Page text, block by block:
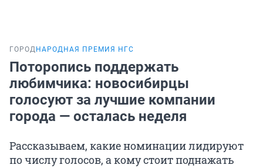
ГОРОД НАРОДНАЯ ПРЕМИЯ НГС
Поторопись поддержать
любимчика: новосибирцы
голосуют за лучшие компании
города — осталась неделя
Рассказываем, какие номинации лидируют
по числу голосов, а кому стоит поднажать